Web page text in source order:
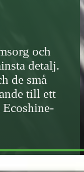
och
detalj.
de små
till ett